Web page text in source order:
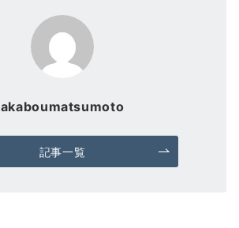
akaboumatsumoto
記事一覧